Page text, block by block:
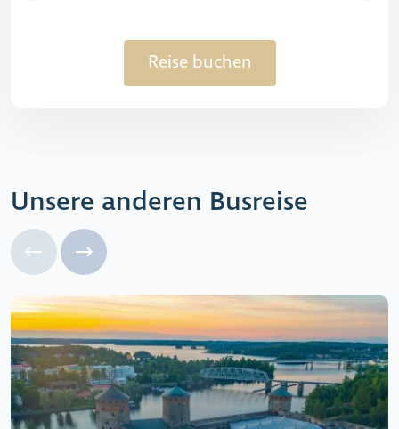
Reise buchen
Unsere anderen Busreise